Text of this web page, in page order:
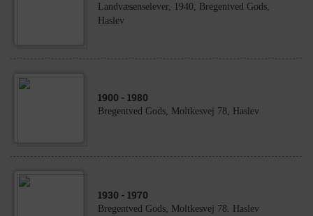
Landvæsenselever, 1940, Bregentved Gods,
Haslev
1900 - 1980
Bregentved Gods, Moltkesvej 78, Haslev
1930 - 1970
Bregentved Gods, Moltkesvej 78. Haslev